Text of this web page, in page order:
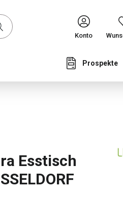
Konto
Prospekte
von 1 von 5 Sternen
Esstisch